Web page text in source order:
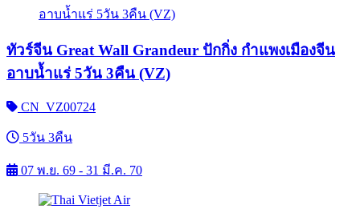
ทัวร์จีน Great Wall Grandeur ปักกิ่ง กำแพงเมืองจีน
อาบน้ำแร่ 5วัน 3คืน (VZ)
CN_VZ00724
5วัน 3คืน
07 พ.ย. 69 - 31 มี.ค. 70